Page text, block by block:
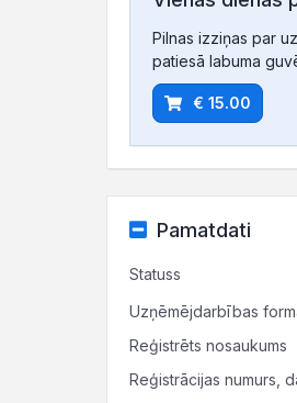
Pilnas izziņas par
patiesā labuma
€ 15.00
Pamatdati
Statuss
Uzņēmējdarbības
Reģistrēts nosaukums
Reģistrācijas numurs,